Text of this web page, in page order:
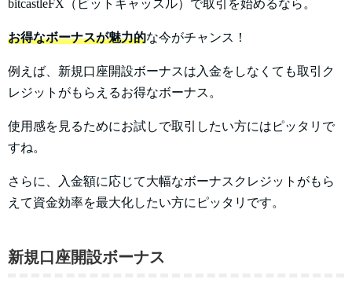
bitcastleFX（ビットキャッスル）で取引を始めるなら。
お得なボーナスが魅力的な今がチャンス！
例えば、新規口座開設ボーナスは入金をしなくても取引ク
レジットがもらえるお得なボーナス。
使用感を見るためにお試しで取引したい方にはピッタリで
すね。
さらに、入金額に応じて大幅なボーナスクレジットがもら
えて資金効率を最大化したい方にピッタリです。
新規口座開設ボーナス